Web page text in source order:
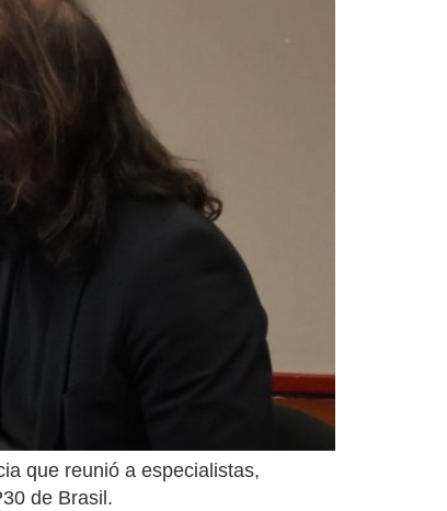
que reunió a especialistas,
de Brasil.